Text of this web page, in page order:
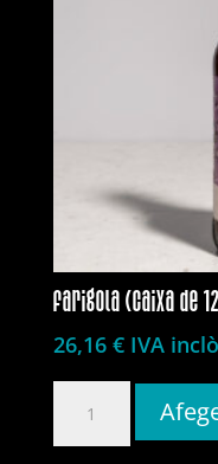
farigola (caixa de
26,16 € IVA